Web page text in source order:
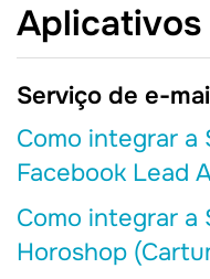
Aplicativos
Serviço de e-
Como integrar a
Facebook Lead
Como integrar a
Horoshop